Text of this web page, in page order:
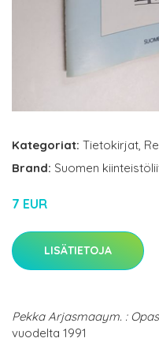
Kategoriat: Tietokirjat,
Brand: Suomen
7 EUR
LISÄTIETOJA
Pekka Arjasmaaym. :
vuodelta 1991